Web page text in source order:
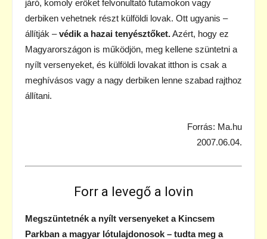
járó, komoly erőket felvonultató futamokon vagy
derbiken vehetnek részt külföldi lovak. Ott ugyanis –
állítják –védik a hazai tenyésztőket.Azért, hogy ez
Magyarországon is működjön, meg kellene szüntetni a
nyílt versenyeket, és külföldi lovakat itthon is csak a
meghívásos vagy a nagy derbiken lenne szabad rajthoz
állítani.
Forrás: Ma.hu
2007.06.04.
Forr a levegő a lovin
Megszüntetnék a nyílt versenyeket a Kincsem
Parkban a magyar lótulajdonosok – tudta meg a